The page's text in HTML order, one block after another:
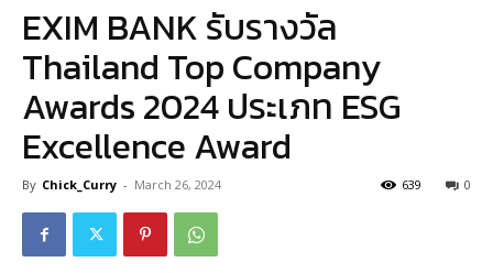
EXIM BANK รับรางวัล
Thailand Top Company
Awards 2024 ประเภท ESG
Excellence Award
By Chick_Curry - March 26, 2024 0
639